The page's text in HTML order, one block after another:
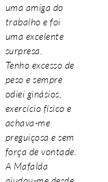
uma amiga do
trabalho e foi
uma excelente
surpresa.
Tenho excesso de
peso e sempre
odiei ginásios,
exercício físico e
achava-me
preguiçosa e sem
força de vontade.
A Mafalda